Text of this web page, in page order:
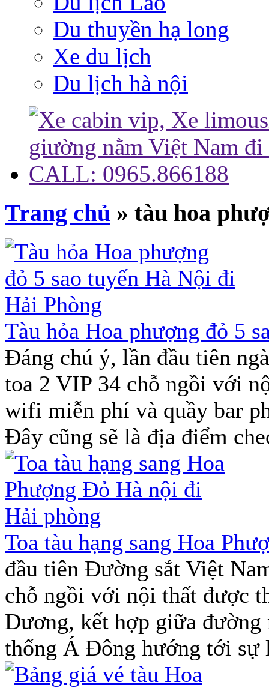
Du thuyền hạ long
Xe du lịch
Du lịch hà nội
Trang chủ » tàu hoa
Tàu hỏa Hoa phượng đỏ 5
Đáng chú ý, lần đầu tiên
toa 2 VIP 34 chỗ ngồi với
wifi miễn phí và quầy bar
Đây cũng sẽ là địa điểm
Toa tàu hạng sang Hoa
đầu tiên Đường sắt Việt
chỗ ngồi với nội thất được
Dương, kết hợp giữa đường
thống Á Đông hướng tới sự